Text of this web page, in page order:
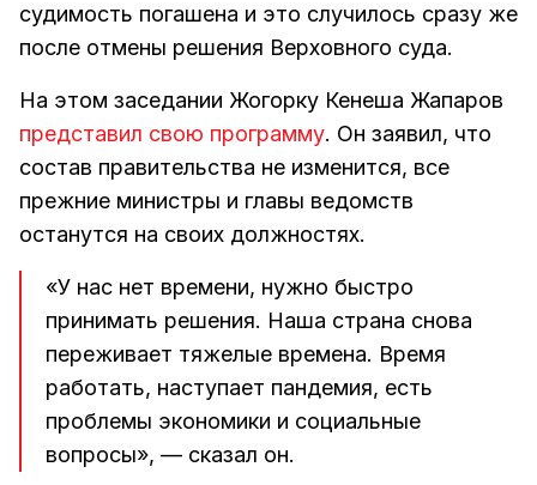
судимость погашена и это случилось сразу же
после отмены решения Верховного суда.
На этом заседании Жогорку Кенеша Жапаров
представил свою программу. Он заявил, что
состав правительства не изменится, все
прежние министры и главы ведомств
останутся на своих должностях.
«У нас нет времени, нужно быстро
принимать решения. Наша страна снова
переживает тяжелые времена. Время
работать, наступает пандемия, есть
проблемы экономики и социальные
вопросы», — сказал он.